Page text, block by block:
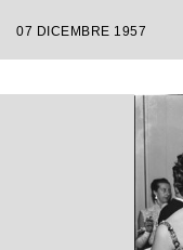
Gianandrea
07 DICEMBRE 1957